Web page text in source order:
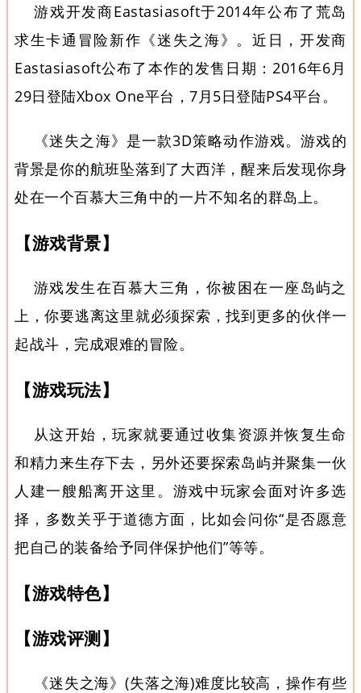
游戏开发商Eastasiasoft于2014年公布了荒岛
求生卡通冒险新作《迷失之海》。近日，开发商
Eastasiasoft公布了本作的发售日期：2016年6月
29日登陆Xbox One平台，7月5日登陆PS4平台。
《迷失之海》是一款3D策略动作游戏。游戏的
背景是你的航班坠落到了大西洋，醒来后发现你身
处在一个百慕大三角中的一片不知名的群岛上。
【游戏背景】
游戏发生在百慕大三角，你被困在一座岛屿之
上，你要逃离这里就必须探索，找到更多的伙伴一
起战斗，完成艰难的冒险。
【游戏玩法】
从这开始，玩家就要通过收集资源并恢复生命
和精力来生存下去，另外还要探索岛屿并聚集一伙
人建一艘船离开这里。游戏中玩家会面对许多选
择，多数关乎于道德方面，比如会问你“是否愿意
把自己的装备给予同伴保护他们”等等。
【游戏特色】
【游戏评测】
《迷失之海》(失落之海)难度比较高，操作有些